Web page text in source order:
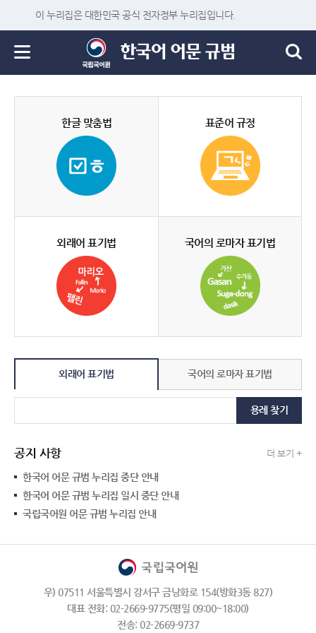
이 누리집은 대한민국 공식 전자정부 누리집입니다.
한글 맞춤법 표준어 규정
외래어 표기법 국어의 로마자 표기법
외래어 표기법 국어의 로마자 표기법
용례 찾기
공지 사항 더 보기 +
한국어 어문 규범 누리집 중단 안내
한국어 어문 규범 누리집 일시 중단 안내
국립국어원 어문 규범 누리집 안내
우) 07511 서울특별시 강서구 금낭화로 154(방화3동 827)
대표 전화: 02-2669-9775(평일 09:00~18:00)
전송: 02-2669-9737